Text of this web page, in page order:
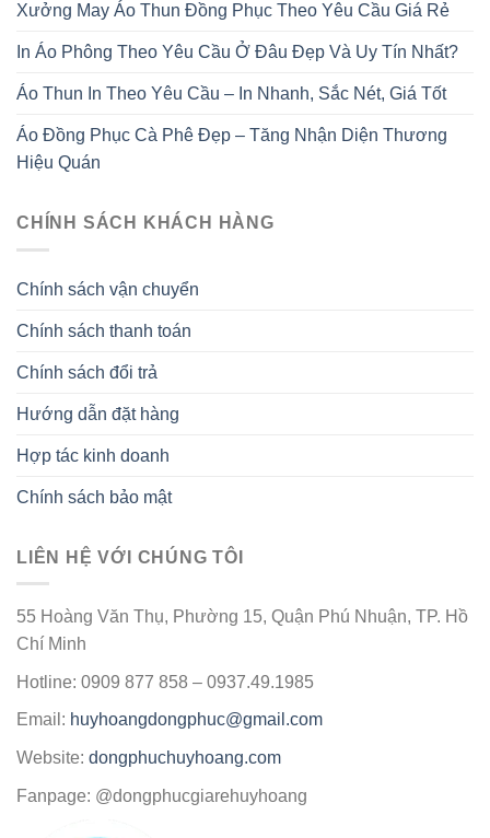
Xưởng May Áo Thun Đồng Phục Theo Yêu Cầu Giá Rẻ
In Áo Phông Theo Yêu Cầu Ở Đâu Đẹp Và Uy Tín Nhất?
Áo Thun In Theo Yêu Cầu – In Nhanh, Sắc Nét, Giá Tốt
Áo Đồng Phục Cà Phê Đẹp – Tăng Nhận Diện Thương
Hiệu Quán
CHÍNH SÁCH KHÁCH HÀNG
Chính sách vận chuyển
Chính sách thanh toán
Chính sách đổi trả
Hướng dẫn đặt hàng
Hợp tác kinh doanh
Chính sách bảo mật
LIÊN HỆ VỚI CHÚNG TÔI
55 Hoàng Văn Thụ, Phường 15, Quận Phú Nhuận, TP. Hồ
Chí Minh
Hotline: 0909 877 858 – 0937.49.1985
Email: huyhoangdongphuc@gmail.com
Website: dongphuchuyhoang.com
Fanpage: @dongphucgiarehuyhoang